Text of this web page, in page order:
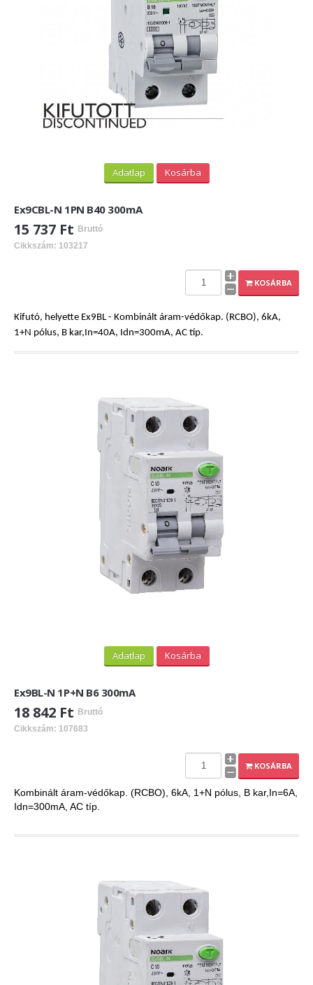
Adatlap Kosárba
Ex9CBL-N 1PN B40 300mA
15 737 Ft Bruttó
Cikkszám: 103217
KOSÁRBA
Kifutó, helyette Ex9BL - Kombinált áram-védőkap. (RCBO), 6kA,
1+N pólus, B kar,In=40A, Idn=300mA, AC típ.
Adatlap Kosárba
Ex9BL-N 1P+N B6 300mA
18 842 Ft Bruttó
Cikkszám: 107683
KOSÁRBA
Kombinált áram-védőkap. (RCBO), 6kA, 1+N pólus, B kar,In=6A,
Idn=300mA, AC típ.